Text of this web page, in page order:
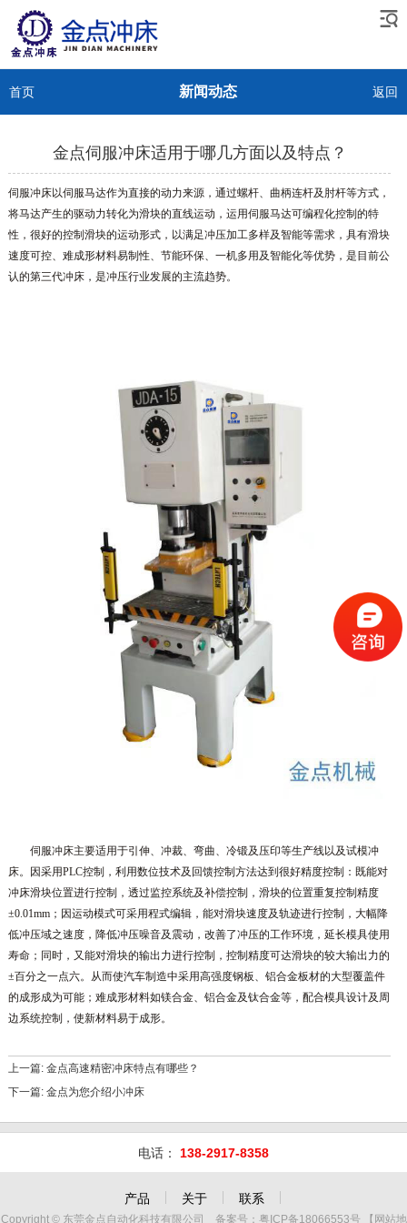
首页 返回
新闻动态
金点伺服冲床适用于哪几方面以及特点？
伺服冲床以伺服马达作为直接的动力来源，通过螺杆、曲柄连杆及肘杆等方式，
将马达产生的驱动力转化为滑块的直线运动，运用伺服马达可编程化控制的特
性，很好的控制滑块的运动形式，以满足冲压加工多样及智能等需求，具有滑块
速度可控、难成形材料易制性、节能环保、一机多用及智能化等优势，是目前公
认的第三代冲床，是冲压行业发展的主流趋势。
伺服冲床主要适用于引伸、冲裁、弯曲、冷锻及压印等生产线以及试模冲
床。因采用PLC控制，利用数位技术及回馈控制方法达到很好精度控制：既能对
冲床滑块位置进行控制，透过监控系统及补偿控制，滑块的位置重复控制精度
±0.01mm；因运动模式可采用程式编辑，能对滑块速度及轨迹进行控制，大幅降
低冲压域之速度，降低冲压噪音及震动，改善了冲压的工作环境，延长模具使用
寿命；同时，又能对滑块的输出力进行控制，控制精度可达滑块的较大输出力的
±百分之一点六。从而使汽车制造中采用高强度钢板、铝合金板材的大型覆盖件
的成形成为可能；难成形材料如镁合金、铝合金及钛合金等，配合模具设计及周
边系统控制，使新材料易于成形。
上一篇: 金点高速精密冲床特点有哪些？
下一篇: 金点为您介绍小冲床
电话： 138-2917-8358
产品 关于 联系
Copyright © 东莞金点自动化科技有限公司 备案号： 粤ICP备18066553号【 网站地